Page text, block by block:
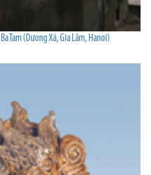
Tam (Dương Xá, Gia Lâm, Hanoi)